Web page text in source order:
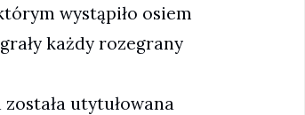
wystąpiło osiem
każdy rozegrany
utytułowana